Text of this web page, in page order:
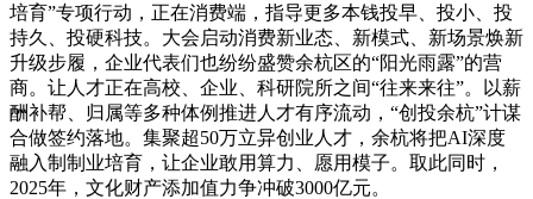
培育”专项行动，正在消费端，指导更多本钱投早、投小、投
持久、投硬科技。大会启动消费新业态、新模式、新场景焕新
升级步履，企业代表们也纷纷盛赞余杭区的“阳光雨露”的营
商。让人才正在高校、企业、科研院所之间“往来来往”。以薪
酬补帮、归属等多种体例推进人才有序流动，“创投余杭”计谋
合做签约落地。集聚超50万立异创业人才，余杭将把AI深度
融入制制业培育，让企业敢用算力、愿用模子。取此同时，
2025年，文化财产添加值力争冲破3000亿元。